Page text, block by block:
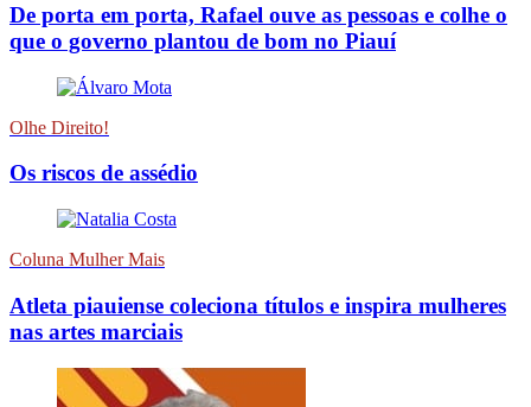
De porta em porta, Rafael ouve as pessoas e colhe o
que o governo plantou de bom no Piauí
Olhe Direito!
Os riscos de assédio
Coluna Mulher Mais
Atleta piauiense coleciona títulos e inspira mulheres
nas artes marciais